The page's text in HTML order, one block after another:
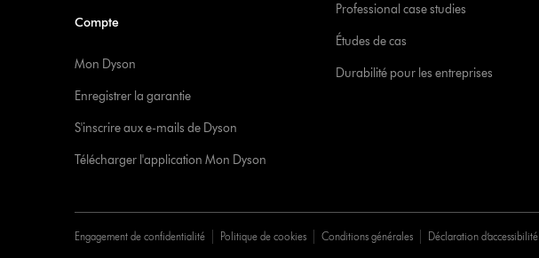
Compte
Mon Dyson
Enregistrer la garantie
S'inscrire aux e-mails de Dyson
Télécharger l'application Mon Dyson
Professional case studies
Études de cas
Durabilité pour les entreprises
Engagement de confidentialité Politique de cookies Conditions générales Déclaration d’accessibilité